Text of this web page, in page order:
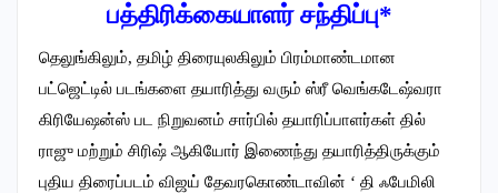
பத்திரிக்கையாளர் சந்திப்பு*
தெலுங்கிலும், தமிழ் திரையுலகிலும் பிரம்மாண்டமான
பட்ஜெட்டில் படங்களை தயாரித்து வரும் ஸ்ரீ வெங்கடேஷ்வரா
கிரியேஷன்ஸ் பட நிறுவனம் சார்பில் தயாரிப்பாளர்கள் தில்
ராஜு மற்றும் சிரிஷ் ஆகியோர் இணைந்து தயாரித்திருக்கும்
புதிய திரைப்படம் விஜய் தேவரகொண்டாவின் ‘ தி ஃபேமிலி